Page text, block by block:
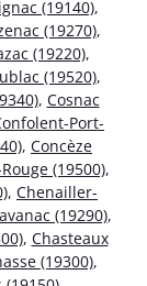
(19140),
(19270),
(19220),
(19520),
, Cosnac
Port-
, Concèze
(19500),
, Chenailler-
(19290),
, Chasteaux
(19300),